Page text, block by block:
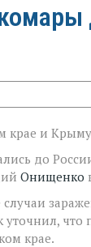
крае и Крыму
до
Онищенко
крае.